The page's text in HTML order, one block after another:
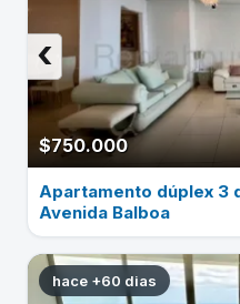
$750.000
‹
Apartamento dúplex 3
Avenida Balboa
hace +60 dias